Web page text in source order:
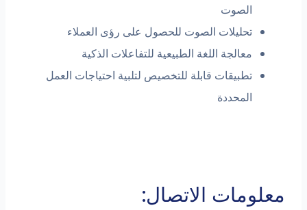
الصوت
تحليلات الصوت للحصول على رؤى العملاء
معالجة اللغة الطبيعية للتفاعلات الذكية
تطبيقات قابلة للتخصيص لتلبية احتياجات العمل
المحددة
معلومات الاتصال: